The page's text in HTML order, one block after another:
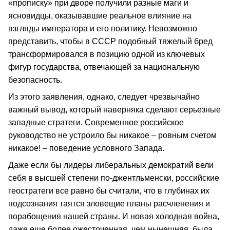
«прописку» при дворе получили разные маги и
ясновидцы, оказывавшие реальное влияние на
взгляды императора и его политику. Невозможно
представить, чтобы в СССР подобный тяжелый бред
трансформировался в позицию одной из ключевых
фигур государства, отвечающей за национальную
безопасность.
Из этого заявления, однако, следует чрезвычайно
важный вывод, который наверняка сделают серьезные
западные стратеги. Современное российское
руководство не устроило бы никакое – ровным счетом
никакое! – поведение условного Запада.
Даже если бы лидеры либеральных демократий вели
себя в высшей степени по‑джентльменски, российские
геостратеги все равно бы считали, что в глубинах их
подсознания таятся зловещие планы расчленения и
порабощения нашей страны. И новая холодная война,